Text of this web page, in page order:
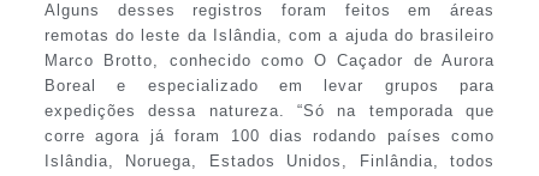
Alguns desses registros foram feitos em áreas
remotas do leste da Islândia, com a ajuda do brasileiro
Marco Brotto, conhecido como O Caçador de Aurora
Boreal e especializado em levar grupos para
expedições dessa natureza. “Só na temporada que
corre agora já foram 100 dias rodando países como
Islândia, Noruega, Estados Unidos, Finlândia, todos